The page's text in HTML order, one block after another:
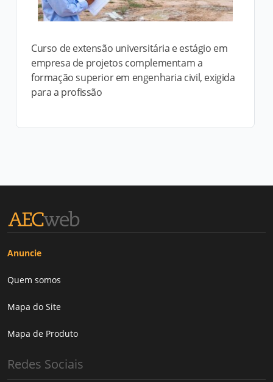
Curso de extensão universitária e estágio em
empresa de projetos complementam a
formação superior em engenharia civil, exigida
para a profissão
Anuncie
Quem somos
Mapa do Site
Mapa de Produto
Redes Sociais